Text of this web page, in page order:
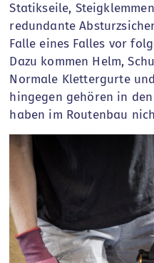
Statikseile,
redundante
Falle eines Falles vor
Dazu kommen Helm,
Normale Klettergurte
hingegen gehören in
haben im Routenbau